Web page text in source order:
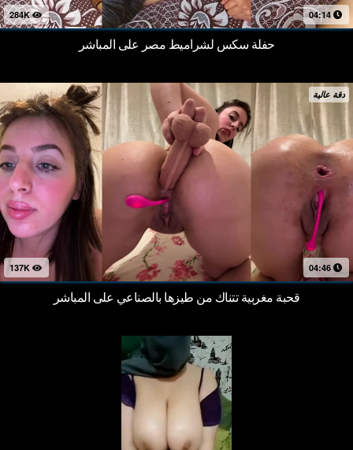
284K 04:14
حفلة سكس لشراميط مصر على المباشر
دقة عالية
04:46
قحبة مغربية تتناك من طيزها بالصناعي على المباشر